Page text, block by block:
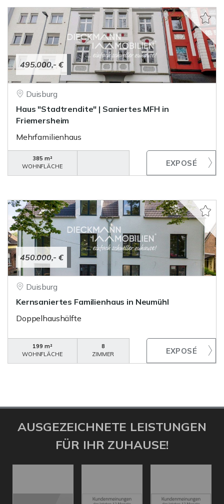
495.000,- €
Duisburg
Haus "Stadtrendite" | Saniertes MFH in
Friemersheim
Mehrfamilienhaus
385 m²
WOHNFLÄCHE
450.000,- €
Duisburg
Kernsaniertes Familienhaus in Neumühl
Doppelhaushälfte
199 m²
WOHNFLÄCHE
8
ZIMMER
AUSGEZEICHNETE LEISTUNGEN
FÜR IHR ZUHAUSE!